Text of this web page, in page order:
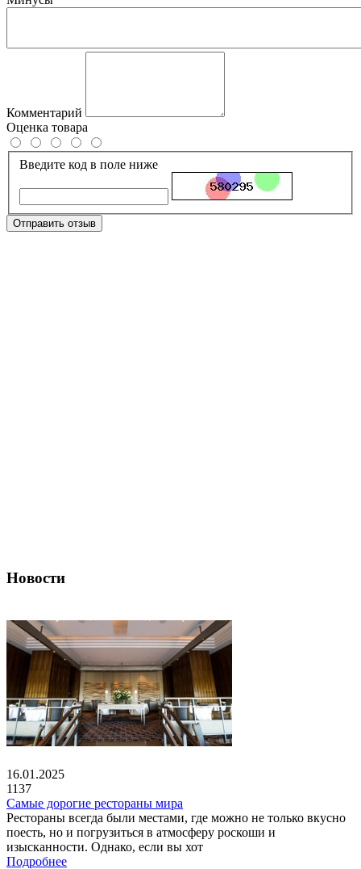
Комментарий
Оценка товара
Введите код в поле ниже
Отправить отзыв
Новости
16.01.2025
1137
Самые дорогие рестораны мира
Рестораны всегда были местами, где можно не только вкусно
поесть, но и погрузиться в атмосферу роскоши и
изысканности. Однако, если вы хот
Подробнее